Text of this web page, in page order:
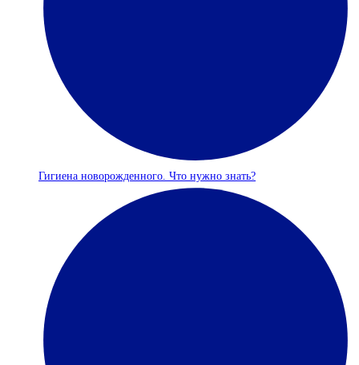
Гигиена новорожденного. Что нужно знать?